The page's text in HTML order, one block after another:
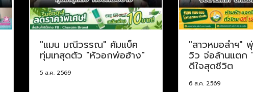
"แมน มณีวรรณ" คัมแบ็ค
ทุ่มเทสุดตัว "หัวอกพ่อฮ้าง"
5 ส.ค. 2569
"สาวหมอลำฯ"
วิว จ่อล้านแตก
ดีใจสุดชีวิต
6 ส.ค. 2569